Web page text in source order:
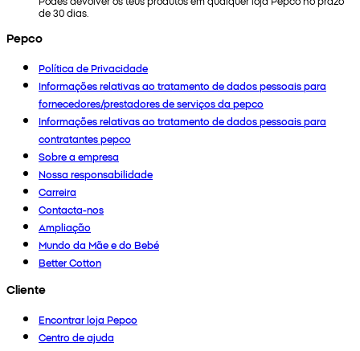
de 30 dias.
Pepco
Política de Privacidade
Informações relativas ao tratamento de dados pessoais para
fornecedores/prestadores de serviços da pepco
Informações relativas ao tratamento de dados pessoais para
contratantes pepco
Sobre a empresa
Nossa responsabilidade
Carreira
Contacta-nos
Ampliação
Mundo da Mãe e do Bebé
Better Cotton
Cliente
Encontrar loja Pepco
Centro de ajuda